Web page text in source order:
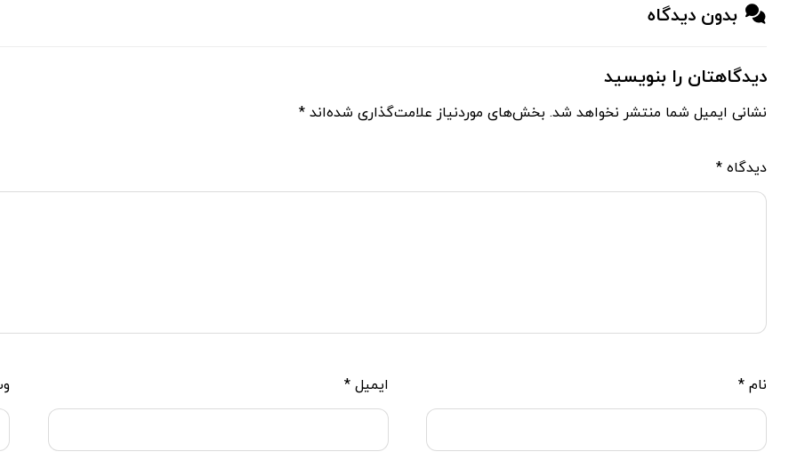
بدون دیدگاه
دیدگاهتان را بنویسید
نشانی ایمیل شما منتشر نخواهد شد. بخش‌های موردنیاز علامت‌گذاری شده‌اند *
دیدگاه *
نام * ایمیل*